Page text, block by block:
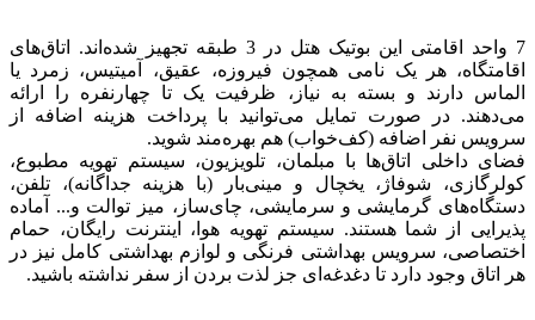
7 واحد اقامتی این بوتیک هتل در 3 طبقه تجهیز شده‌اند. اتاق‌های
اقامتگاه، هر یک نامی همچون فیروزه، عقیق، آمیتیس، زمرد یا
الماس دارند و بسته به نیاز، ظرفیت یک تا چهارنفره را ارائه
می‌دهند. در صورت تمایل می‌توانید با پرداخت هزینه اضافه از
سرویس نفر اضافه (کف‌خواب) هم بهره‌مند شوید.
فضای داخلی اتاق‌ها با مبلمان، تلویزیون، سیستم تهویه مطبوع،
کولرگازی، شوفاژ، یخچال و مینی‌بار (با هزینه جداگانه)، تلفن،
دستگاه‌های گرمایشی و سرمایشی، چای‌ساز، میز توالت و... آماده
پذیرایی از شما هستند. سیستم تهویه هوا، اینترنت رایگان، حمام
اختصاصی، سرویس بهداشتی فرنگی و لوازم بهداشتی کامل نیز در
هر اتاق وجود دارد تا دغدغه‌ای جز لذت بردن از سفر نداشته باشید.